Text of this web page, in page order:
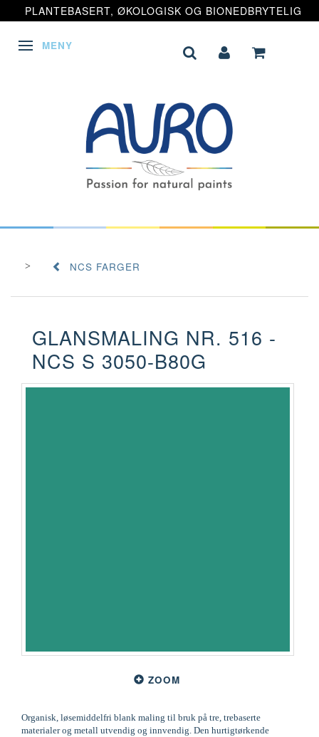
PLANTEBASERT, ØKOLOGISK OG BIONEDBRYTELIG
VEKSLE NAVIGASJON
MENY
NCS FARGER
GLANSMALING NR. 516 -
NCS S 3050-B80G
ZOOM
Organisk, løsemiddelfri blank maling til bruk på tre, trebaserte
materialer og metall utvendig og innvendig. Den hurtigtørkende